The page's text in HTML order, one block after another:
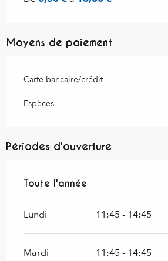
Moyens de paiement
Carte bancaire/crédit
Espèces
Périodes d'ouverture
Toute l'année
Toute l'année
Lundi 11:45 - 14:45
Mardi 11:45 - 14:45